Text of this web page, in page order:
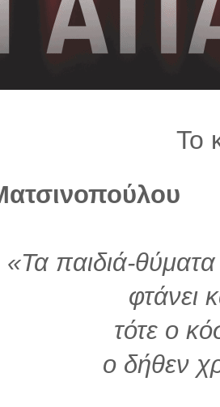
Το
«Τα παιδιά-
φτάνει
τότε ο
ο δήθεν